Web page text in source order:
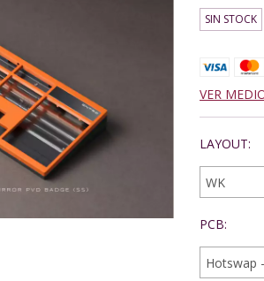
SIN STOCK
VER
LAYOUT:
PCB: